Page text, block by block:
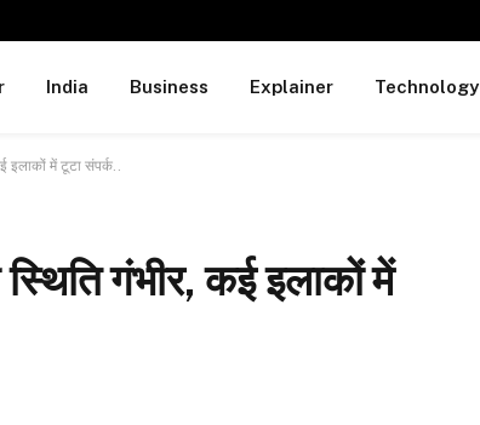
India Business Explainer Technology
इलाकों में टूटा संपर्क..
गंभीर, कई इलाकों में